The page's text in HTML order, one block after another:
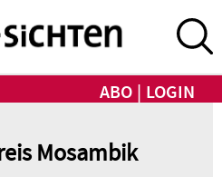
ABO LOGIN
Mosambik